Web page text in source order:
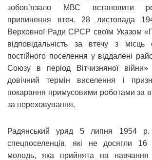
зобов’язало МВС встановити
припинення втеч. 28 листопада
Верховної Ради СРСР своїм Указом
відповідальність за втечу з місць
постійного поселення у віддалені
Союзу в період Вітчизняної війни»
довічний термін виселення і
покарання примусовими роботами за
за переховування.
Радянський уряд 5 липня 1954 р.
спецпоселенців, які не досягли
молодь, яка прийнята на навчання